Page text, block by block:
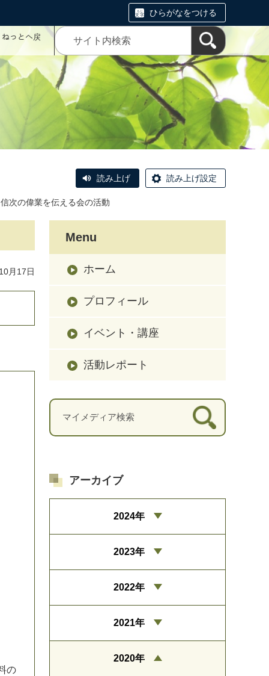
ひらがなをつける
っとへ戻
読み上げ 読み上げ設定
次の偉業を伝える会の活動
月17日
の
Menu
ホーム
プロフィール
イベント・講座
活動レポート
アーカイブ
2024年
2023年
2022年
2021年
2020年